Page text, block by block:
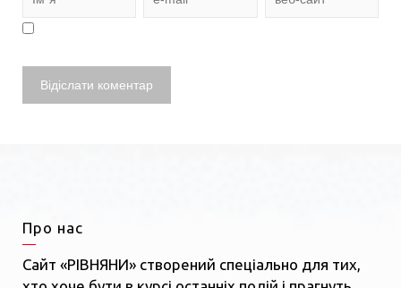
Про нас
Сайт «РІВНЯНИ» створений спеціально для тих,